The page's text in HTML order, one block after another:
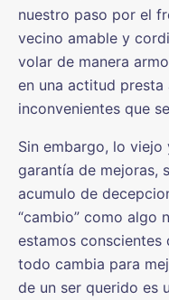
nuestro paso por el
vecino amable y
volar de manera
en una actitud presta
inconvenientes que
Sin embargo, lo
garantía de mejoras,
acumulo de
“cambio” como algo
estamos conscientes
todo cambia para
de un ser querido es